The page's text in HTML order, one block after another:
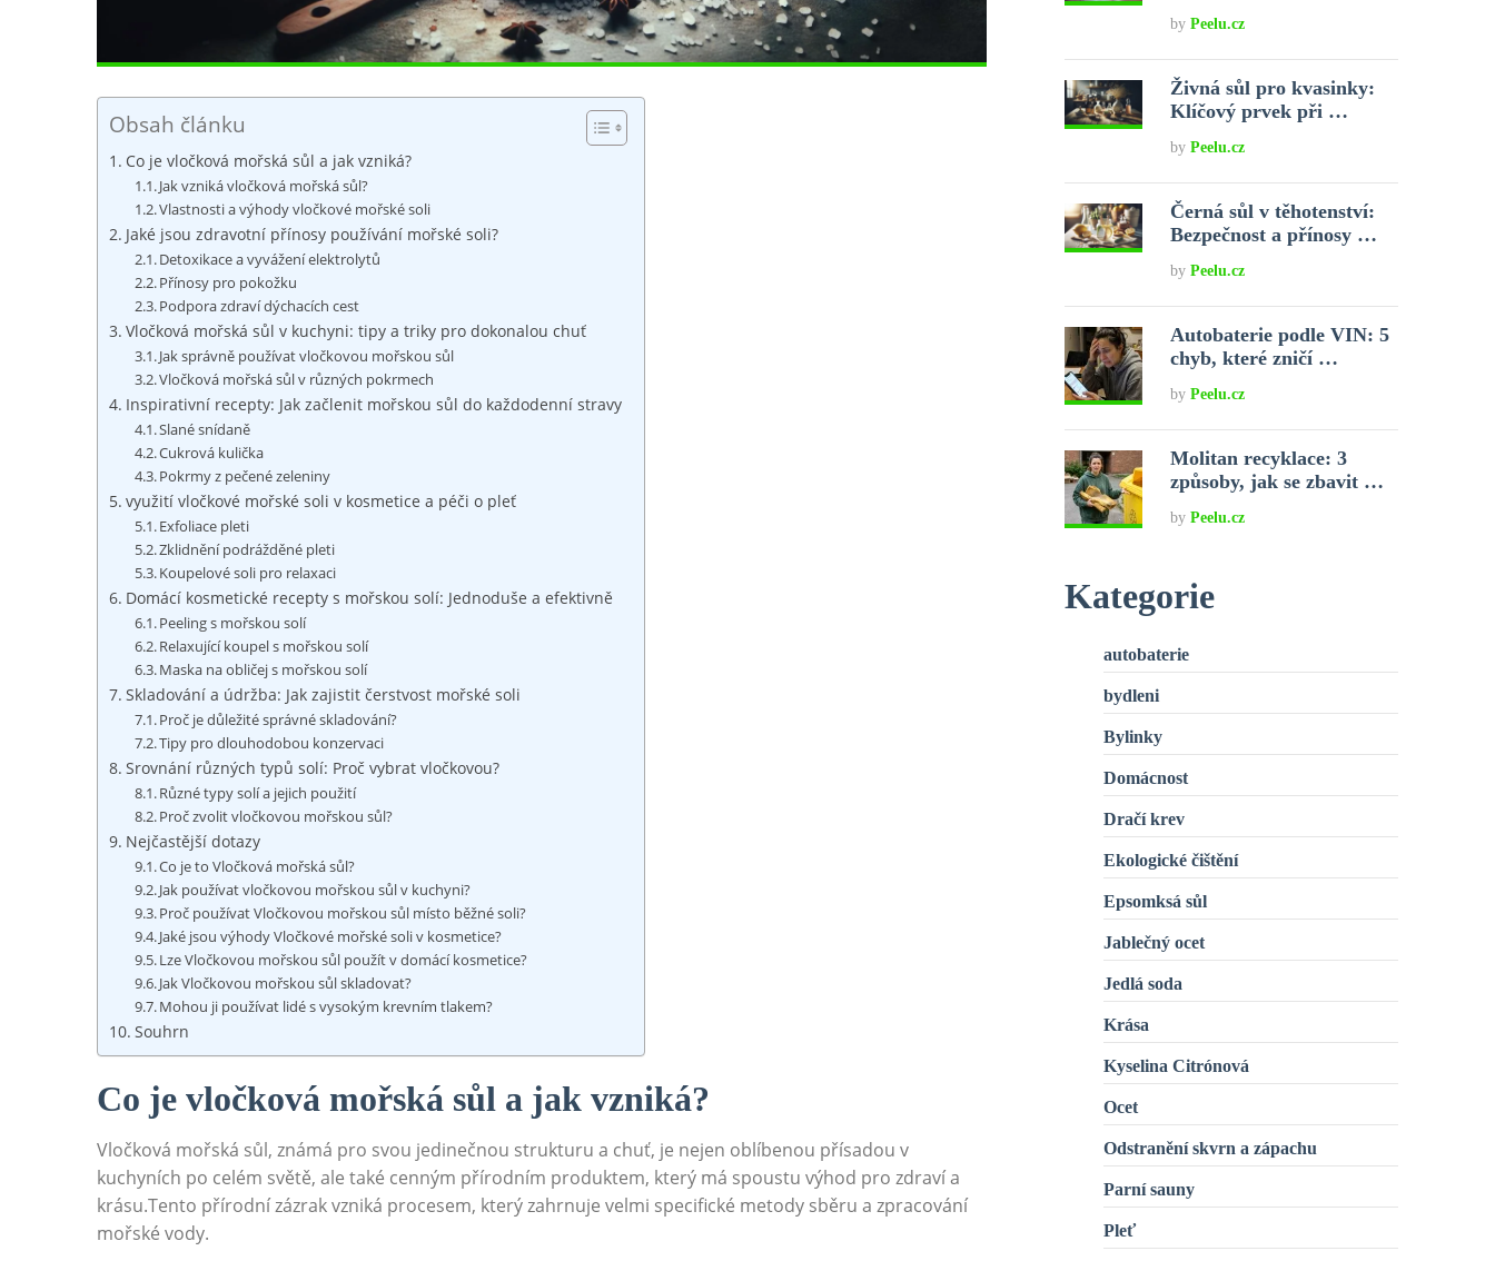
Obsah článku
Co je ‍vločková mořská sůl a ‍jak ‍vzniká?
Jak⁣ vzniká⁤ vločková mořská sůl?
Vlastnosti a výhody ‍vločkové mořské soli
Jaké jsou zdravotní přínosy používání mořské soli?
Detoxikace a vyvážení elektrolytů
Přínosy pro pokožku
Podpora zdraví dýchacích cest
Vločková mořská⁤ sůl v kuchyni: tipy ‍a​ triky pro dokonalou chuť
Jak správně používat vločkovou mořskou‍ sůl
Vločková mořská sůl v různých pokrmech
Inspirativní recepty: Jak⁣ začlenit mořskou sůl do ‌každodenní stravy
Slané snídaně
Cukrová kulička
Pokrmy z pečené zeleniny
využití vločkové mořské⁣ soli v ​kosmetice a péči⁣ o pleť
Exfoliace pleti
Zklidnění podrážděné ‍pleti
Koupelové⁤ soli pro relaxaci
Domácí kosmetické recepty s mořskou solí:‍ Jednoduše a efektivně
Peeling s ​mořskou⁤ solí
Relaxující koupel s mořskou solí
Maska na ⁢obličej ⁤s mořskou solí
Skladování a údržba: Jak zajistit čerstvost mořské soli
Proč je důležité správné skladování?
Tipy pro dlouhodobou​ konzervaci
Srovnání různých typů solí: Proč vybrat‌ vločkovou?
Různé typy‍ solí a jejich použití
Proč zvolit vločkovou⁤ mořskou‌ sůl?
Nejčastější dotazy
Co je to Vločková mořská sůl?
Jak ‌používat​ vločkovou mořskou sůl⁤ v kuchyni?
Proč používat Vločkovou mořskou sůl místo⁢ běžné ‌soli?
Jaké jsou výhody Vločkové ​mořské soli ⁢v ⁤kosmetice?
Lze ⁤Vločkovou mořskou ‍sůl ⁢použít v domácí kosmetice?
Jak Vločkovou mořskou sůl skladovat?
Mohou ji používat lidé s vysokým krevním tlakem?
Souhrn
Co je ‍vločková mořská sůl a ‍jak ‍vzniká?
Vločková mořská sůl, známá pro svou jedinečnou strukturu a chuť, je⁢ nejen​ oblíbenou ⁢přísadou v
kuchyních po celém světě, ale také cenným přírodním⁣ produktem, který má spoustu výhod pro zdraví a
krásu.Tento přírodní zázrak vzniká procesem, který zahrnuje velmi⁢ specifické metody sběru a zpracování
mořské ⁢vody.
byPeelu.cz
Živná sůl pro kvasinky:
Klíčový prvek při …
byPeelu.cz
Černá sůl v těhotenství:
Bezpečnost a přínosy …
byPeelu.cz
Autobaterie podle VIN: 5
chyb, které zničí …
byPeelu.cz
Molitan recyklace: 3
způsoby, jak se zbavit …
byPeelu.cz
Kategorie
autobaterie
bydleni
Bylinky
Domácnost
Dračí krev
Ekologické čištění
Epsomksá sůl
Jablečný ocet
Jedlá soda
Krása
Kyselina Citrónová
Ocet
Odstranění skvrn a zápachu
Parní sauny
Pleť